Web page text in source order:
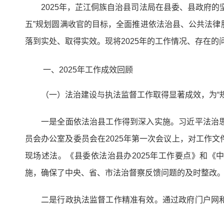
2025年，芷江侗族自治县司法局在县委、县政府
五”规划圆满收官的目标，全面推进依法治县、公共法
落到实处、取得实效。现将2025年的工作情况、存在的
一、2025年工作成效回顾
（一）法治建设与执法监督工作取得显著成效，为
一是全面依法治县工作得到深入实施。习近平法
员会办公室及委员会在2025年第一次会议上，对工作
现场述法。《县委依法治县办2025年工作要点》和《
施，确保了中央、省、市法治督察反馈问题的及时整改
二是行政执法监督工作精准有效。通过政府门户